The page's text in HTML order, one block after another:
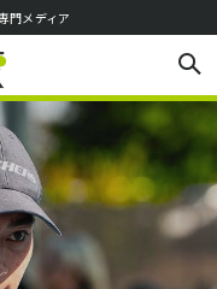
門メディア